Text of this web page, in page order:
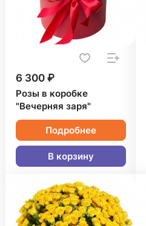
6 300 ₽
Розы в коробке
"Вечерняя заря"
Подробнее
В корзину